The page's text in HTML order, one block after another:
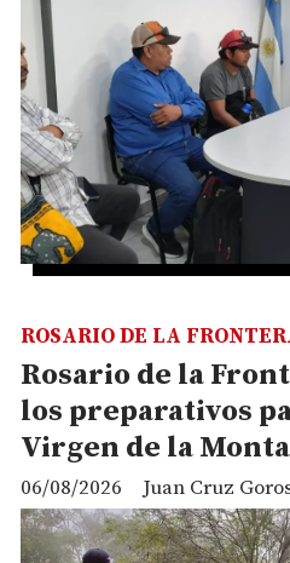
Rosario de la
los preparativos
Virgen de la
Juan Cruz
ROSARIO DE LA
06/08/2026